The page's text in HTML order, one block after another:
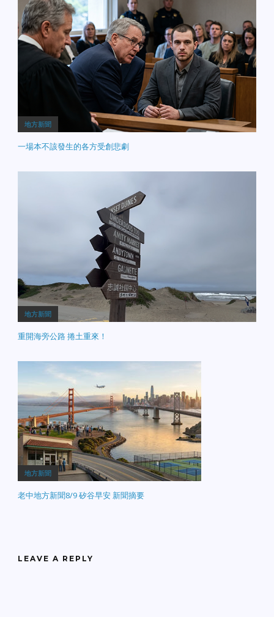
緊急啟動防疫監測。 【世
界盃熱潮】 萬人空巷迎世
界盃：2026世界盃昨日正
式開幕！聖荷西市中心與
各觀賽點湧入萬名球迷，
全城陷入足球狂熱。 天氣
極度炎熱，請各位居民出
門多補充水分、注意防暑
與行車安全。欲知各條新
聞的詳細完整報導，請鎖
定老中地方新聞！
地方新聞
一場本不該發生的各方受創悲劇
地方新聞
重開海旁公路 捲土重來！
地方新聞
老中地方新聞8/9 矽谷早安 新聞摘要
LEAVE A REPLY